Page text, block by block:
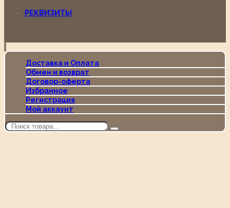
РЕКВИЗИТЫ
Доставка и Оплата
Обмен и возврат
Договор-оферта
Избранное
Регистрация
Мой аккаунт